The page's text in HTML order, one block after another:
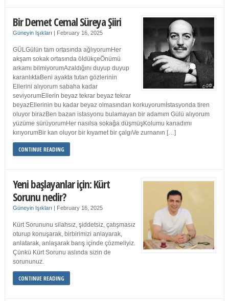
Bir Demet Cemal Süreya Şiiri
Güneyin Işıkları | February 16, 2025
GÜLGülün tam ortasında ağlıyorumHer
akşam sokak ortasında öldükçeÖnümü
arkamı bilmiyorumAzaldığını duyup duyup
karanlıktaBeni ayakta tutan gözlerinin
Ellerini alıyorum sabaha kadar
seviyorumEllerin beyaz tekrar beyaz tekrar
beyazEllerinin bu kadar beyaz olmasından korkuyorumİstasyonda tiren
oluyor birazBen bazan istasyonu bulamayan bir adamım Gülü alıyorum
yüzüme sürüyorumHer nasılsa sokağa düşmüşKolumu kanadımı
kırıyorumBir kan oluyor bir kıyamet bir çalgıVe zurnanın […]
CONTINUE READING
Yeni başlayanlar için: Kürt
Sorunu nedir?
Güneyin Işıkları | February 16, 2025
Kürt Sorununu silahsız, şiddetsiz, çatışmasız
oturup konuşarak, birbirimizi anlayarak,
anlatarak, anlaşarak barış içinde çözmeliyiz.
Çünkü Kürt Sorunu aslında sizin de
sorununuz.
CONTINUE READING